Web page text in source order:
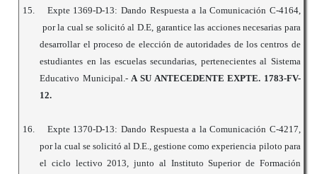
15.
Expte 1369-D-13: Dando Respuesta a la Comunicación C-4164,
por la cual se solicitó al D.E, garantice las acciones necesarias para
desarrollar el proceso de elección de autoridades de los centros de
estudiantes en las escuelas secundarias, pertenecientes al Sistema
Educativo Municipal.-A SU ANTECEDENTE EXPTE. 1783-FV-
12.
16.
Expte 1370-D-13: Dando Respuesta a la Comunicación C-4217,
por la cual se solicitó al D.E., gestione como experiencia piloto para
el ciclo lectivo 2013, junto al Instituto Superior de Formación